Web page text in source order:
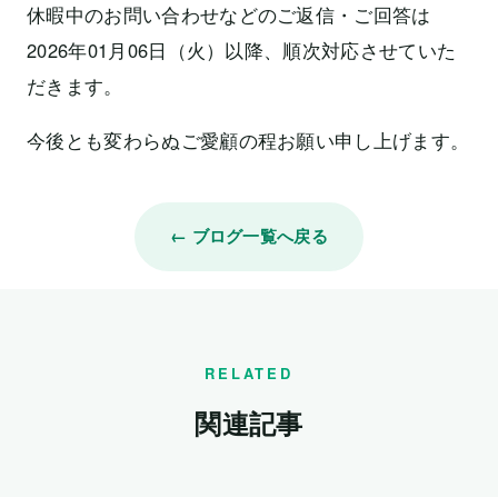
休暇中のお問い合わせなどのご返信・ご回答は
2026年01月06日（火）以降、順次対応させていた
だきます。
今後とも変わらぬご愛顧の程お願い申し上げます。
← ブログ一覧へ戻る
RELATED
関連記事